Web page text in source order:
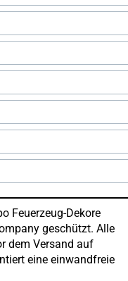
Feuerzeug-Dekore
geschützt. Alle
dem Versand auf
eine einwandfreie